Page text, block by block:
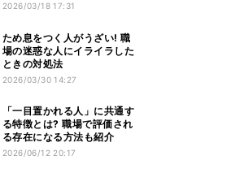
2026/03/18 17:31
ため息をつく人がうざい! 職
場の迷惑な人にイライラした
ときの対処法
2026/03/30 14:27
「一目置かれる人」に共通す
る特徴とは? 職場で評価され
る存在になる方法も紹介
2026/06/12 20:17